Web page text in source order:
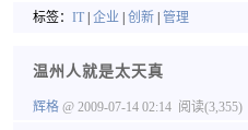
标签： IT 企业 创新 管理
温州人就是太天真
辉格 @ 2009-07-14 02:14 阅读(3,355)